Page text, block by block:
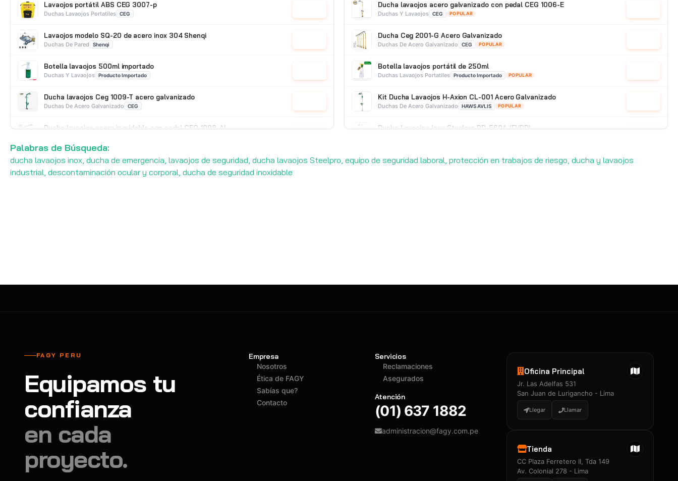
Lavaojos portátil ABS CEG 3007-p
Duchas Lavaojos Portatiles CEG
Lavaojos modelo SQ-20 de acero inox 304 Shenqi
Duchas De Pared Shenqi
Botella lavaojos 500ml importado
Duchas Y Lavaojos Producto Importado
Ducha lavaojos Ceg 1009-T acero galvanizado
Duchas De Acero Galvanizado CEG
Ducha lavaojos acero inoxidable con pedal CEG 1008-AI
Ducha lavaojos acero galvanizado con pedal CEG 1006-E
Duchas Y Lavaojos CEG POPULAR
Ducha Ceg 2001-G Acero Galvanizado
Duchas De Acero Galvanizado CEG POPULAR
Botella lavaojos portátil de 250ml
Duchas Lavaojos Portatiles Producto Importado POPULAR
Kit Ducha Lavaojos H-Axion CL-001 Acero Galvanizado
Duchas De Acero Galvanizado HAWS AVLIS POPULAR
Ducha Lavaojos Inox Steelpro BD-560A (FHBD)
Palabras de Búsqueda:
ducha lavaojos inox, ducha de emergencia, lavaojos de seguridad, ducha lavaojos Steelpro, equipo de seguridad laboral, protección en trabajos de riesgo, ducha y lavaojos
industrial, descontaminación ocular y corporal, ducha de seguridad inoxidable
FAGY PERU
Equipamos tu
confianza
en cada
proyecto.
Empresa
Nosotros
Ética de FAGY
Sabías que?
Contacto
Servicios
Reclamaciones
Asegurados
Atención
(01) 637 1882
administracion@fagy.com.pe
Oficina Principal
Jr. Las Adelfas 531
San Juan de Lurigancho - Lima
Llegar Llamar
Tienda
CC Plaza Ferretero II, Tda 149
Av. Colonial 278 - Lima